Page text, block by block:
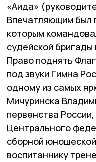
«Аида»
Впечатляющим был
которым
судейской
Право поднять
под звуки Гимна
одному из самых
Мичуринска
первенства
Центрального
сборной
воспитаннику